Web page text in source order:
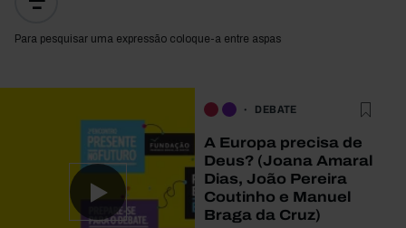
Para pesquisar uma expressão coloque-a entre aspas
DEBATE
A Europa precisa de
Deus? (Joana Amaral
Dias, João Pereira
Coutinho e Manuel
Braga da Cruz)